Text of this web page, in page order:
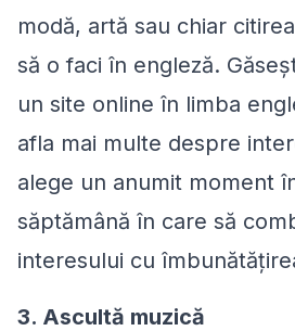
modă, artă sau chiar
să o faci în engleză.
un site online în limba
afla mai multe despre
alege un anumit moment
săptămână în care să
interesului cu
3. Ascultă muzică